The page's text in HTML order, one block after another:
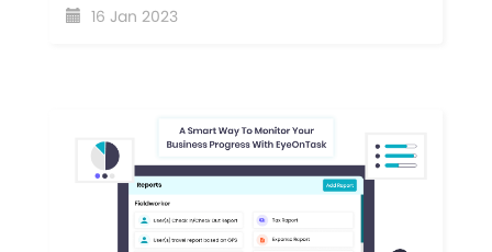
16 Jan 2023